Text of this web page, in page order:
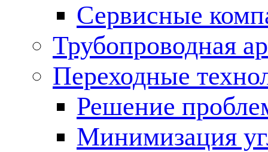
Сервисные
Трубопроводная
Переходные
Решение
Минимизация